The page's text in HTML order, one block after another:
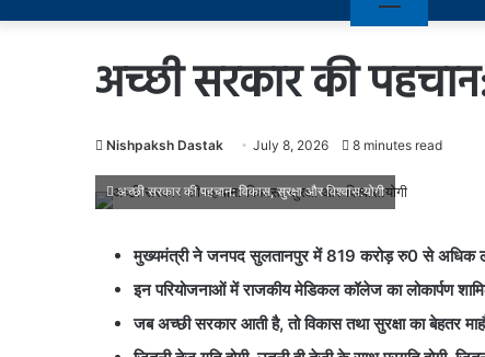
अच्छी सरकार की
Nishpaksh Dastak July 8, 2026 8 minutes read
अच्छी सरकार की पहचान: विकास, सुरक्षा और विश्वास:योगी
मुख्यमंत्री ने जनपद सुलतानपुर में 819 करोड़ रु0 से अधिक
इन परियोजनाओं में राजकीय मेडिकल कॉलेज का लोकार्पण
जब अच्छी सरकार आती है, तो विकास तथा सुरक्षा का बेहतर